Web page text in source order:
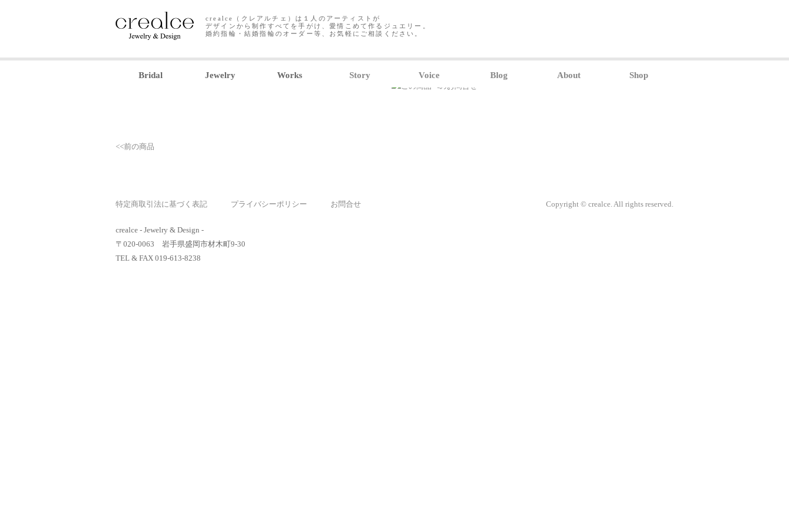
crealce（クレアルチェ）は１人のアーティストが
デザインから制作すべてを手がけ、愛情こめて作るジュエリー。
婚約指輪・結婚指輪のオーダー等、お気軽にご相談ください。
Bridal Jewelry Works Story Voice Blog About Shop
<<前の商品
特定商取引法に基づく表記 プライバシーポリシー お問合せ Copyright © crealce. All rights reserved.
crealce - Jewelry & Design -
〒020-0063 岩手県盛岡市材木町9-30
TEL & FAX 019-613-8238